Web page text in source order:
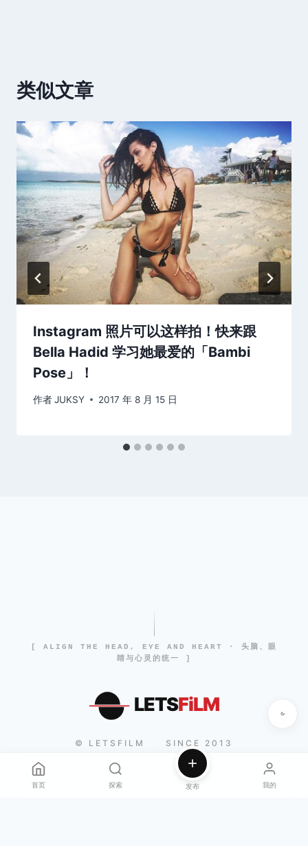
类似文章
Instagram 照片可以这样拍！快来跟
Bella Hadid 学习她最爱的「Bambi
Pose」！
作者JUKSY 2017 年 8 月 15 日
[ ALIGN THE HEAD, EYE AND HEART · 头脑、眼
睛与心灵的统一 ]
LETSFiLM
© LETSFILM SINCE 2013
首页 探索 发布 我的